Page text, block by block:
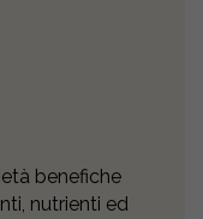
benefiche
nutrienti ed